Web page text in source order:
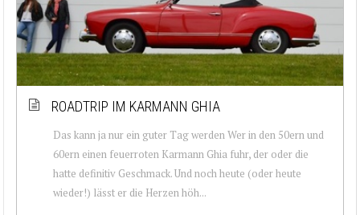
ROADTRIP IM KARMANN GHIA
Das kann ja nur ein guter Tag werden Wer in den 50ern und
60ern einen feuerroten Karmann Ghia fuhr, der oder die
hatte definitiv Geschmack. Und noch heute (oder heute
wieder!) lässt er die Herzen höh...